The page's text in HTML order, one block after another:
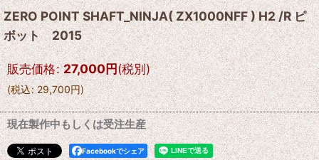
ZERO POINT SHAFT_NINJA( ZX1000NFF ) H2 /R ピ
ボット 2015
販売価格: 27,000円(税別)
(税込: 29,700円)
現在製作中もしくは受注生産
Facebookでシェア